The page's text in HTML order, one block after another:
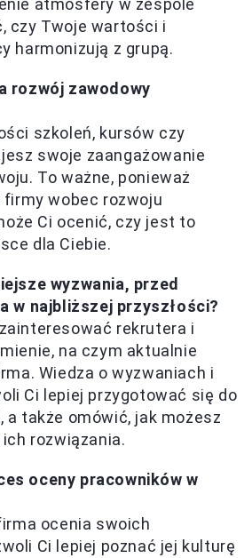
atmosfery w zespole
czy Twoje wartości i
harmonizują z grupą.
rozwój zawodowy
szkoleń, kursów czy
swoje zaangażowanie
To ważne, ponieważ
wobec rozwoju
Ci ocenić, czy jest to
dla Ciebie.
wyzwania, przed
w najbliższej przyszłości?
rekrutera i
na czym aktualnie
Wiedza o wyzwaniach i
Ci lepiej przygotować się do
a także omówić, jak możesz
rozwiązania.
oceny pracowników w
ocenia swoich
Ci lepiej poznać jej kulturę